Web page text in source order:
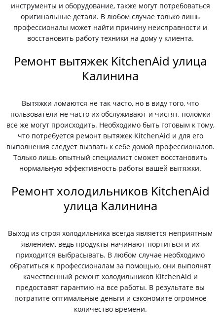
инструменты и оборудование, также могут потребоваться
оригинальные детали. В любом случае только лишь
профессионалы может найти причину неисправности и
восстановить работу техники на дому у клиента.
Ремонт вытяжек KitchenAid улица
Калинина
Вытяжки ломаются не так часто, но в виду того, что
пользователи не часто их обслуживают и чистят, поломки
все же могут происходить. Необходимо быть готовым к тому,
что потребуется ремонт вытяжек KitchenAid и для его
выполнения следует вызвать к себе домой профессионалов.
Только лишь опытный специалист сможет восстановить
нормальную эффективность работы вашей вытяжки.
Ремонт холодильников KitchenAid
улица Калинина
Выход из строя холодильника всегда является неприятным
явлением, ведь продукты начинают портиться и их
приходится выбрасывать. В любом случае необходимо
обратиться к профессионалам за помощью, они выполнят
качественный ремонт холодильников KitchenAid и
предоставят гарантию на все работы. В результате вы
потратите оптимальные деньги и сэкономите огромное
количество времени.